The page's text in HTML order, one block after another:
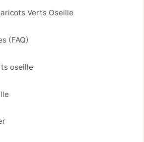
Verts Oseille
(FAQ)
oseille